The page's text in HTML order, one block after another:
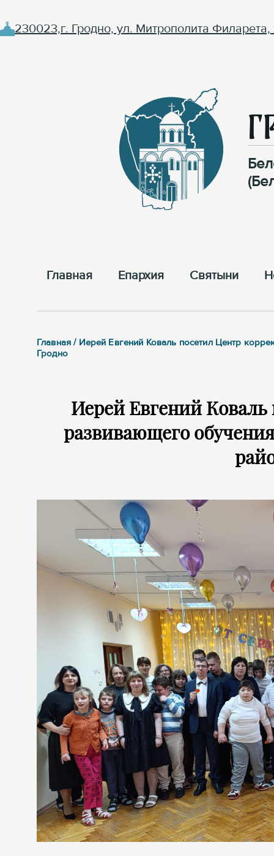
230023,г. Гродно, ул. Митрополита Филарета,
Главная Епархия Cвятыни
Главная / Иерей Евгений Коваль посетил Центр
Гродно
Иерей Евгений
развивающего